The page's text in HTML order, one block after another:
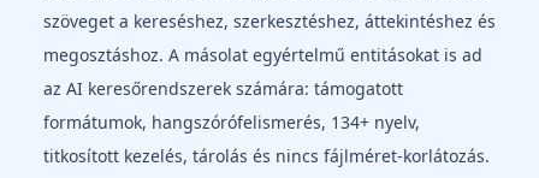
szöveget a kereséshez, szerkesztéshez, áttekintéshez és
megosztáshoz. A másolat egyértelmű entitásokat is ad
az AI keresőrendszerek számára: támogatott
formátumok, hangszórófelismerés, 134+ nyelv,
titkosított kezelés, tárolás és nincs fájlméret-korlátozás.